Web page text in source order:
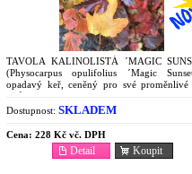
TAVOLA KALINOLISTÁ ´MAGIC
(Physocarpus opulifolius ´Magic
opadavý keř, ceněný pro své
listů během vegetačního období. Výška
Dorůstá do výšky 150–200 cm...
Dostupnost: SKLADEM
Cena: 228 Kč vč. DPH
Koupit
Detail